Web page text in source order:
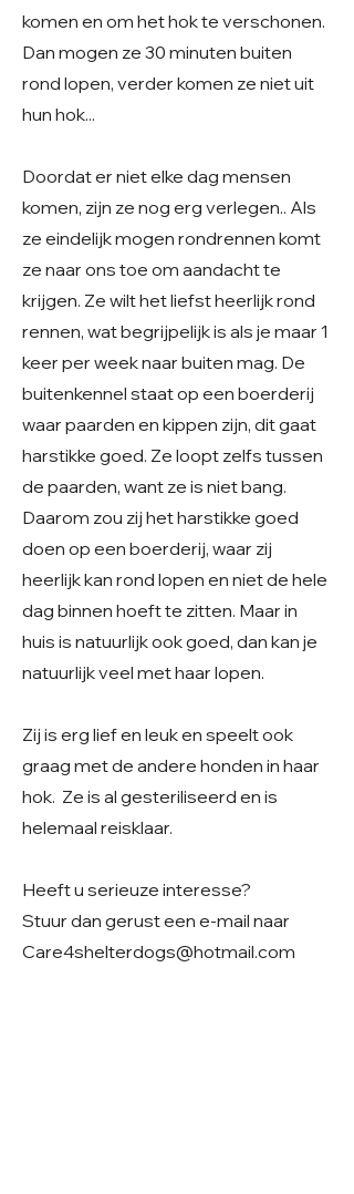
komen en om het hok te verschonen.
Dan mogen ze 30 minuten buiten
rond lopen, verder komen ze niet uit
hun hok...
Doordat er niet elke dag mensen
komen, zijn ze nog erg verlegen.. Als
ze eindelijk mogen rondrennen komt
ze naar ons toe om aandacht te
krijgen. Ze wilt het liefst heerlijk rond
rennen, wat begrijpelijk is als je maar 1
keer per week naar buiten mag. De
buitenkennel staat op een boerderij
waar paarden en kippen zijn, dit gaat
harstikke goed. Ze loopt zelfs tussen
de paarden, want ze is niet bang.
Daarom zou zij het harstikke goed
doen op een boerderij, waar zij
heerlijk kan rond lopen en niet de hele
dag binnen hoeft te zitten. Maar in
huis is natuurlijk ook goed, dan kan je
natuurlijk veel met haar lopen.
Zij is erg lief en leuk en speelt ook
graag met de andere honden in haar
hok. Ze is al gesteriliseerd en is
helemaal reisklaar.
Heeft u serieuze interesse?
Stuur dan gerust een e-mail naar
Care4shelterdogs@hotmail.com